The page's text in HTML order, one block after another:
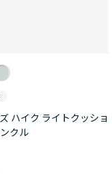
ハイク ライトクッショ
クル